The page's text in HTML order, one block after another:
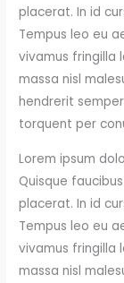
placerat. In id
Tempus leo eu
vivamus fringilla
massa nisl
hendrerit
torquent per
Lorem ipsum
Quisque
placerat. In id
Tempus leo eu
vivamus fringilla
massa nisl